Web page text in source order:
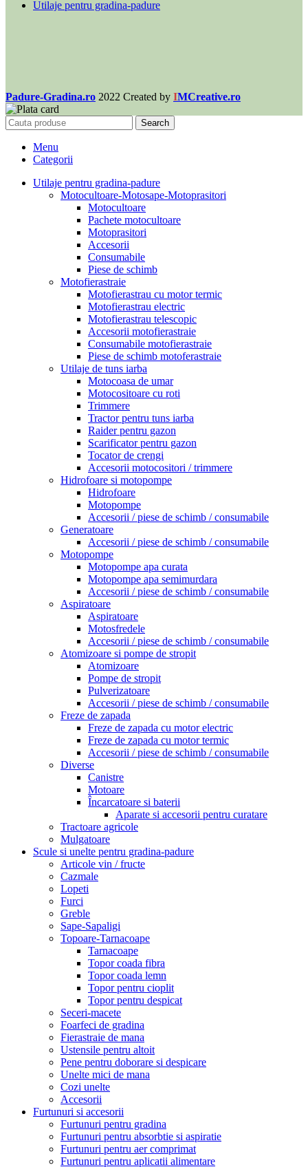
Utilaje pentru gradina-padure
Padure-Gradina.ro 2022 Created by IMCreative.ro
Search
Menu
Categorii
Utilaje pentru gradina-padure
Motocultoare-Motosape-Motoprasitori
Motocultoare
Pachete motocultoare
Motoprasitori
Accesorii
Consumabile
Piese de schimb
Motofierastraie
Motofierastrau cu motor termic
Motofierastrau electric
Motofierastrau telescopic
Accesorii motofierastraie
Consumabile motofierastraie
Piese de schimb motoferastraie
Utilaje de tuns iarba
Motocoasa de umar
Motocositoare cu roti
Trimmere
Tractor pentru tuns iarba
Raider pentru gazon
Scarificator pentru gazon
Tocator de crengi
Accesorii motocositori / trimmere
Hidrofoare si motopompe
Hidrofoare
Motopompe
Accesorii / piese de schimb / consumabile
Generatoare
Accesorii / piese de schimb / consumabile
Motopompe
Motopompe apa curata
Motopompe apa semimurdara
Accesorii / piese de schimb / consumabile
Aspiratoare
Aspiratoare
Motosfredele
Accesorii / piese de schimb / consumabile
Atomizoare si pompe de stropit
Atomizoare
Pompe de stropit
Pulverizatoare
Accesorii / piese de schimb / consumabile
Freze de zapada
Freze de zapada cu motor electric
Freze de zapada cu motor termic
Accesorii / piese de schimb / consumabile
Diverse
Canistre
Motoare
Încarcatoare si baterii
Aparate si accesorii pentru curatare
Tractoare agricole
Mulgatoare
Scule si unelte pentru gradina-padure
Articole vin / fructe
Cazmale
Lopeti
Furci
Greble
Sape-Sapaligi
Topoare-Tarnacoape
Tarnacoape
Topor coada fibra
Topor coada lemn
Topor pentru cioplit
Topor pentru despicat
Seceri-macete
Foarfeci de gradina
Fierastraie de mana
Ustensile pentru altoit
Pene pentru doborare si despicare
Unelte mici de mana
Cozi unelte
Accesorii
Furtunuri si accesorii
Furtunuri pentru gradina
Furtunuri pentru absorbtie si aspiratie
Furtunuri pentru aer comprimat
Furtunuri pentru aplicatii alimentare